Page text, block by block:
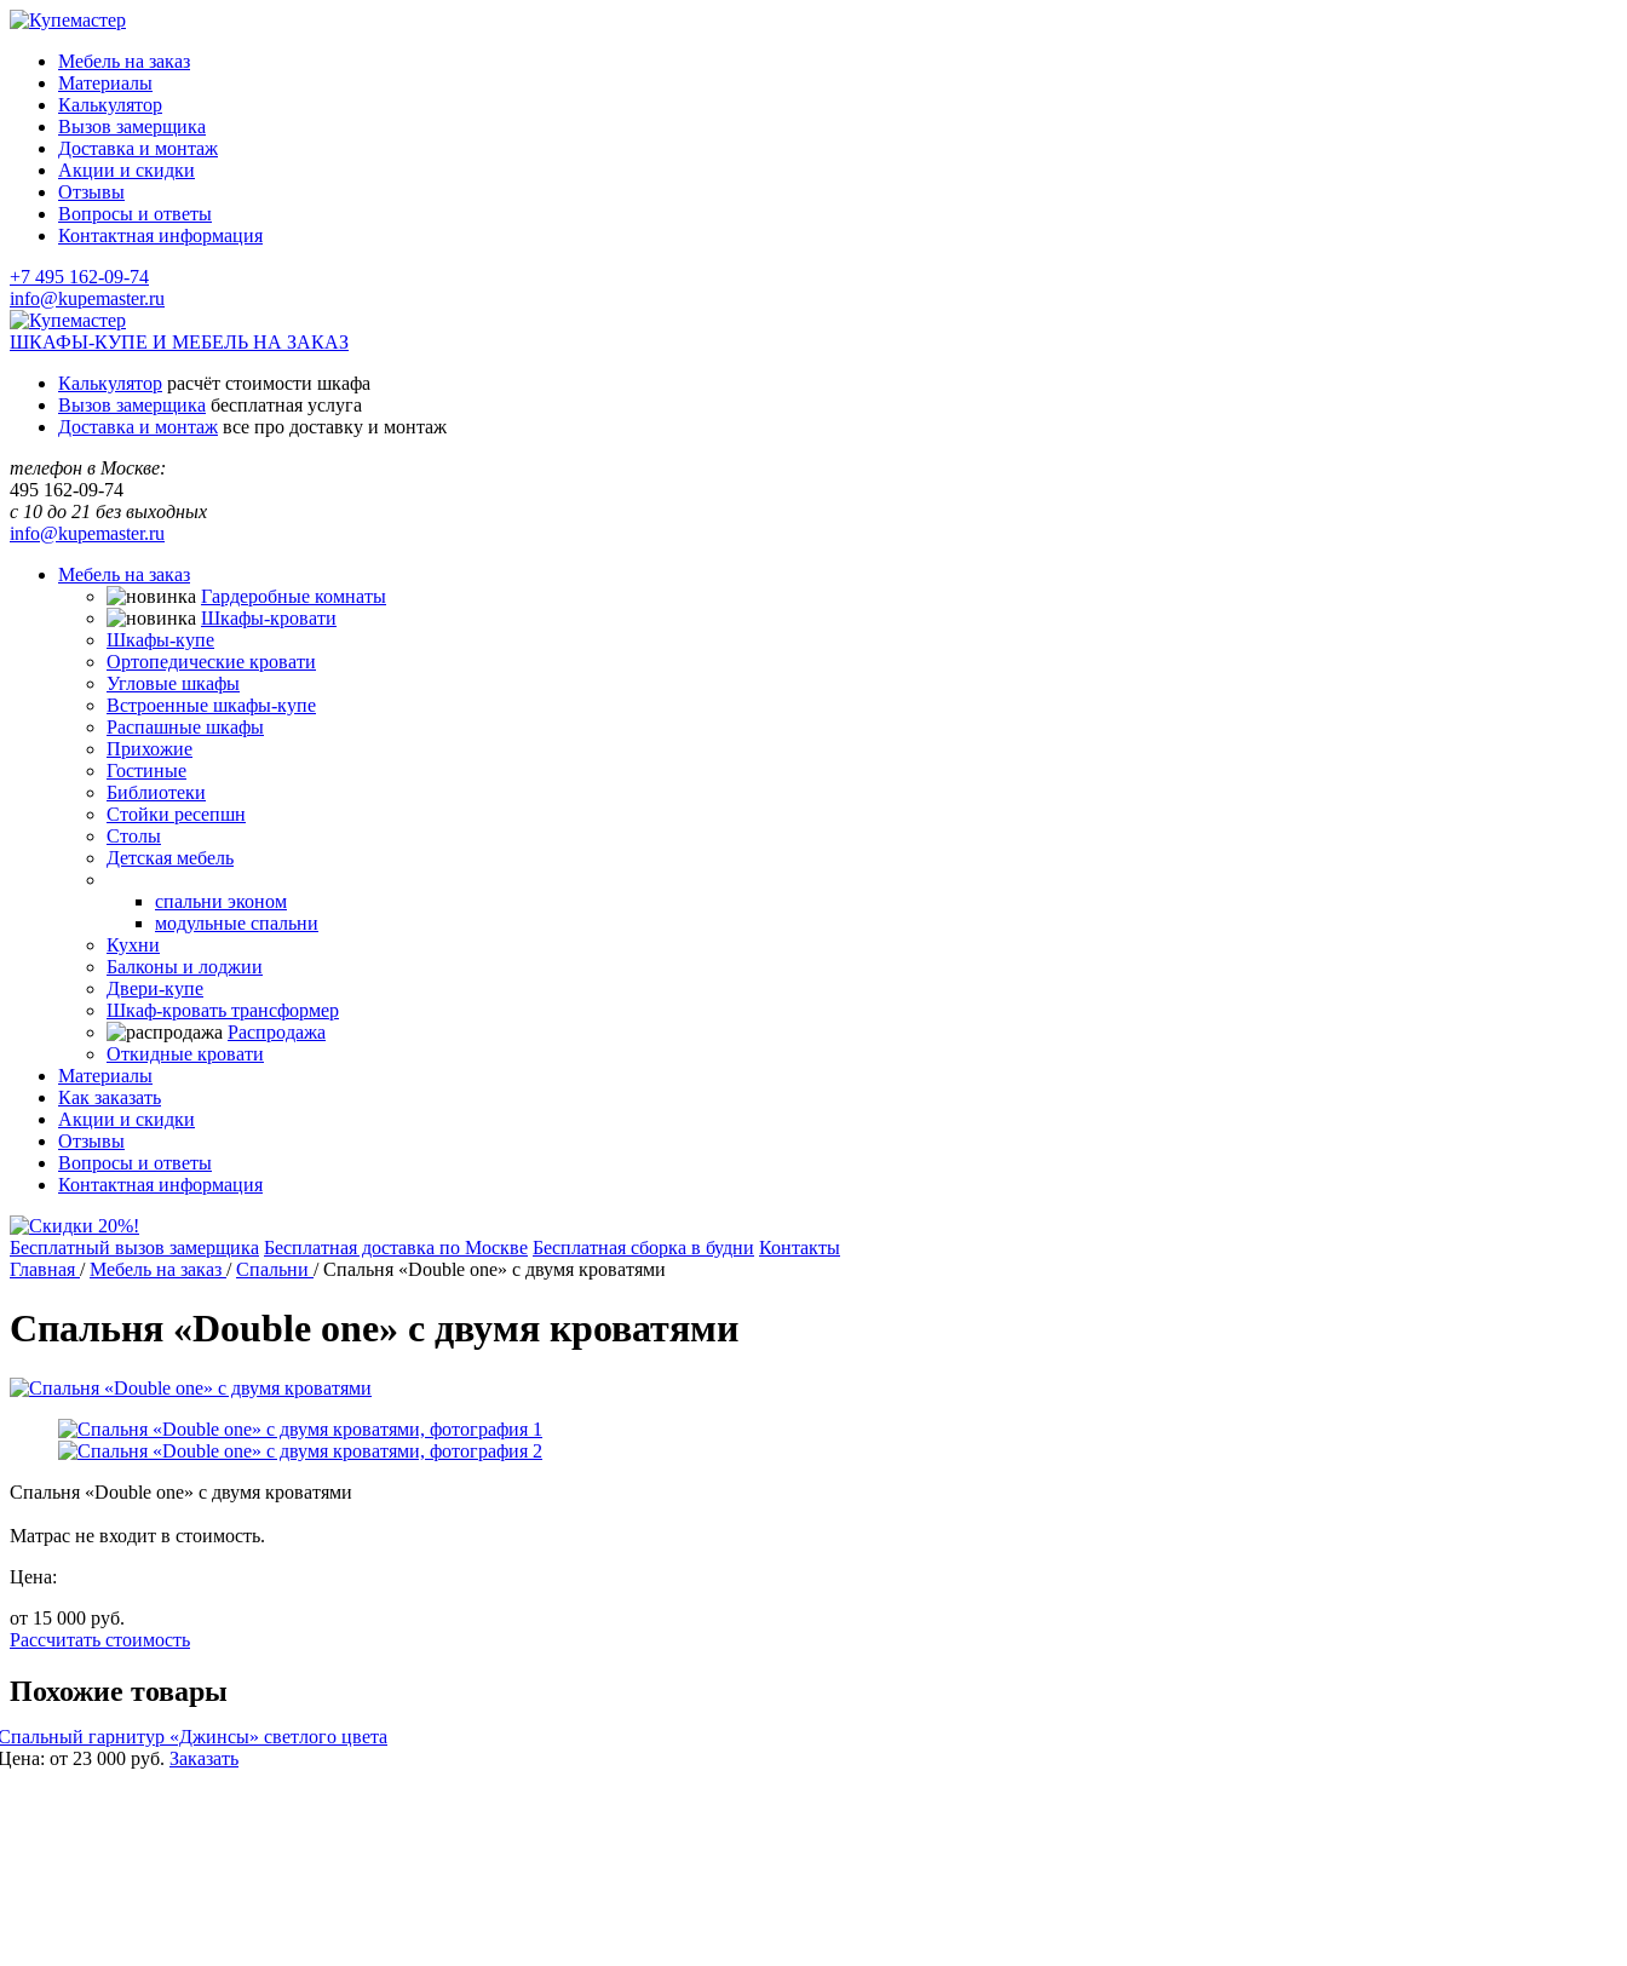
Мебель на заказ
Материалы
Калькулятор
Вызов замерщика
Доставка и монтаж
Акции и скидки
Отзывы
Вопросы и ответы
Контактная информация
+7 495 162-09-74
info@kupemaster.ru
ШКАФЫ-КУПЕ И МЕБЕЛЬ НА ЗАКАЗ
Калькулятор расчёт стоимости шкафа
Вызов замерщика бесплатная услуга
Доставка и монтаж все про доставку и монтаж
телефон в Москве:
495 162-09-74
с 10 до 21 без выходных
info@kupemaster.ru
Мебель на заказ
Гардеробные комнаты
Шкафы-кровати
Шкафы-купе
Ортопедические кровати
Угловые шкафы
Встроенные шкафы-купе
Распашные шкафы
Прихожие
Гостиные
Библиотеки
Стойки ресепшн
Столы
Детская мебель
спальни эконом
модульные спальни
Кухни
Балконы и лоджии
Двери-купе
Шкаф-кровать трансформер
Распродажа
Откидные кровати
Материалы
Как заказать
Акции и скидки
Отзывы
Вопросы и ответы
Контактная информация
Бесплатный вызов замерщика Бесплатная доставка по Москве Бесплатная сборка в будни Контакты
Главная /Мебель на заказ /Спальни /Спальня «Double one» с двумя кроватями
Спальня «Double one» с двумя кроватями
Спальня «Double one» с двумя кроватями
Матрас не входит в стоимость.
Цена:
от 15 000 руб.
Рассчитать стоимость
Похожие товары
гарнитур «Джинсы» светлого цвета
от 23 000 руб. Заказать